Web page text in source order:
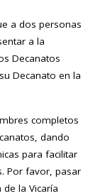
a dos personas
a la
Decanatos
Decanato en la
completos
dando
para facilitar
Por favor, pasar
la Vicaría